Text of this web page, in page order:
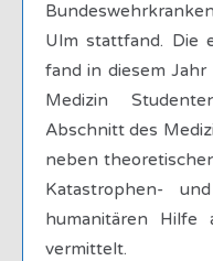
Ulm stattfand. Die
fand in diesem Jahr
Medizin
Abschnitt des
neben
Katastrophen-
humanitären Hilfe
vermittelt.